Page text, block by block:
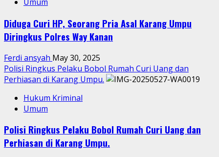
Diduga Curi HP, Seorang Pria Asal Karang Umpu
Diringkus Polres Way Kanan
Ferdi ansyah May 30, 2025
Polisi Ringkus Pelaku Bobol Rumah Curi Uang dan
Perhiasan di Karang Umpu.
Hukum Kriminal
Umum
Polisi Ringkus Pelaku Bobol Rumah Curi Uang dan
Perhiasan di Karang Umpu.